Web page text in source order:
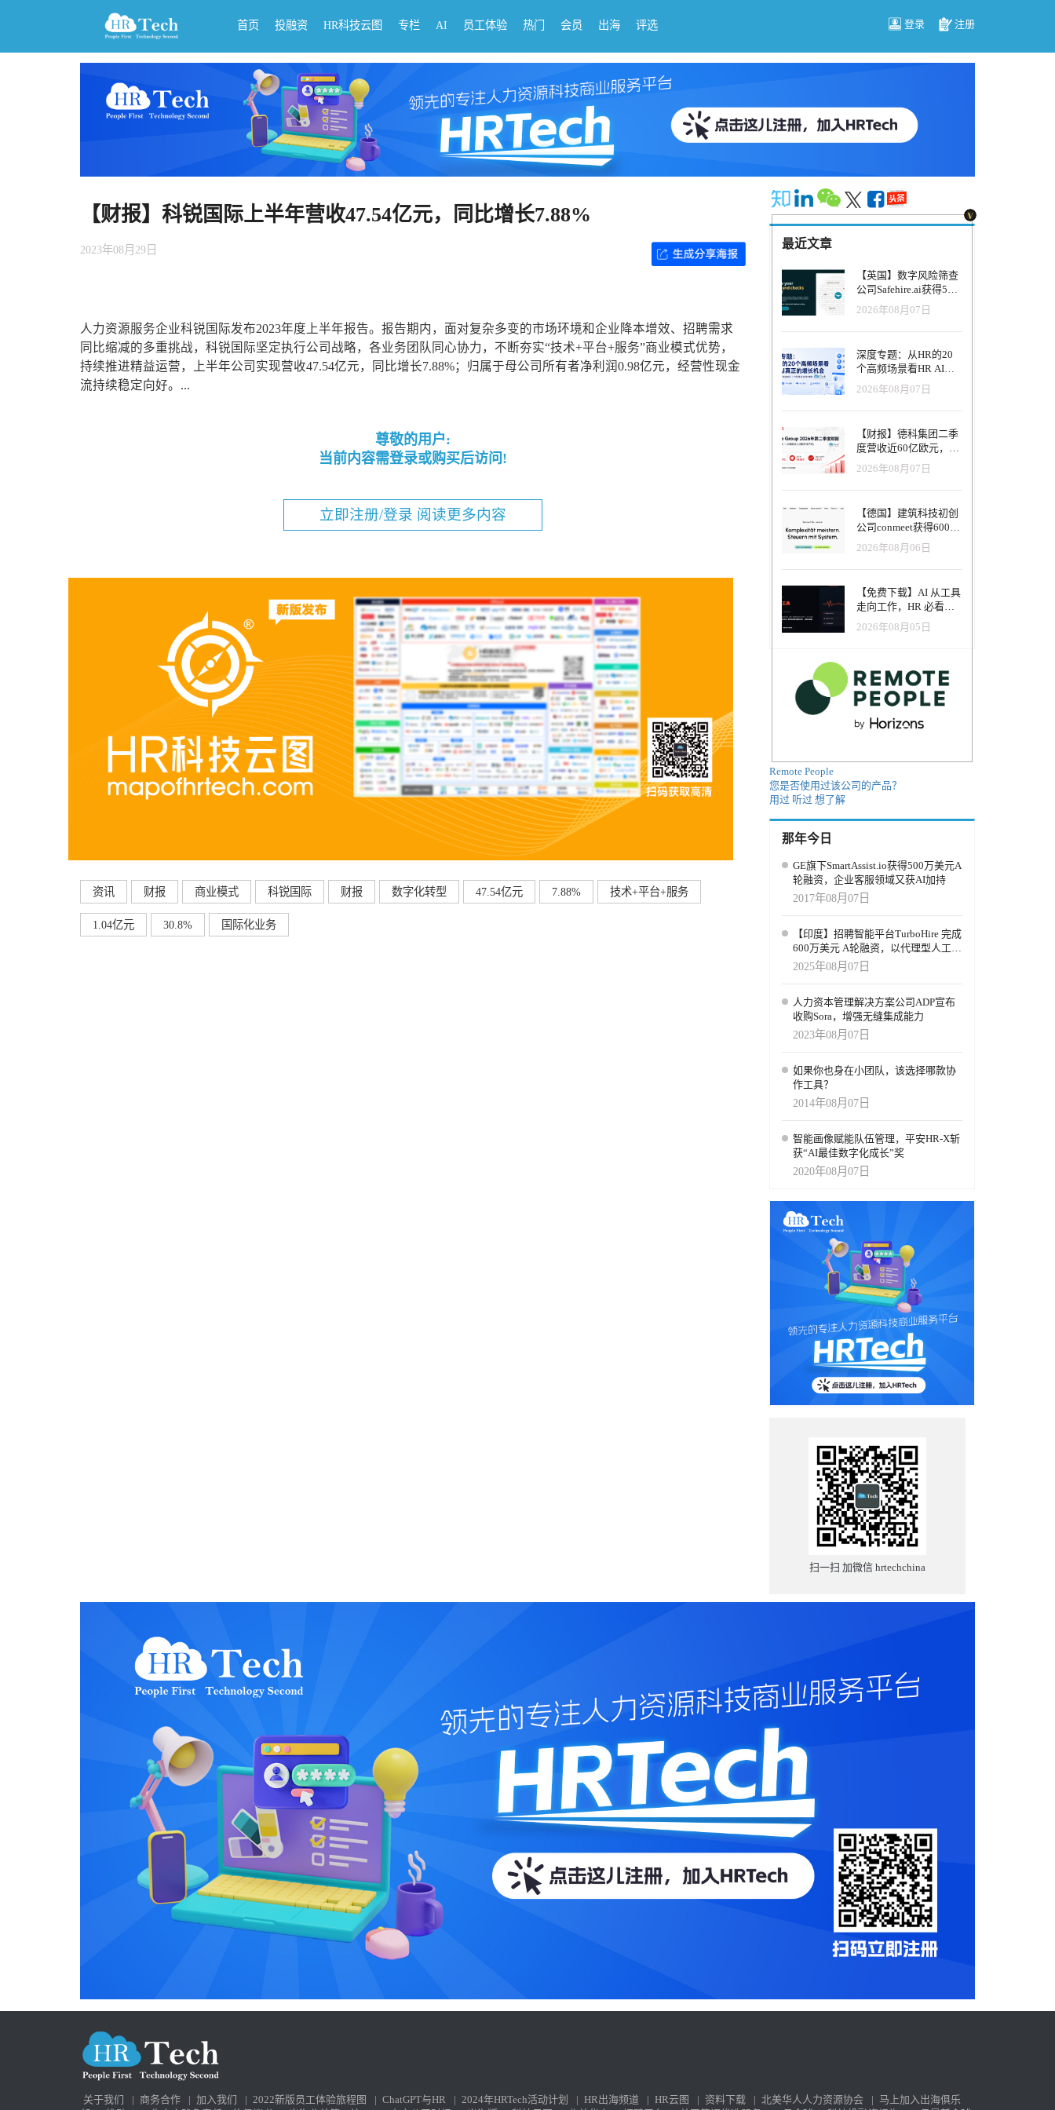
首页 投融资 HR科技云图 专栏 AI 员工体验 热门 会员 出海 评选 登录 注册
【财报】科锐国际上半年营收47.54亿元，同比增长7.88%
2023年08月29日
人力资源服务企业科锐国际发布2023年度上半年报告。报告期内，面对复杂多变的市场环境和企业降本增效、招聘需求
同比缩减的多重挑战，科锐国际坚定执行公司战略，各业务团队同心协力，不断夯实“技术+平台+服务”商业模式优势，
持续推进精益运营，上半年公司实现营收47.54亿元，同比增长7.88%；归属于母公司所有者净利润0.98亿元，经营性现金
流持续稳定向好。...
尊敬的用户:
当前内容需登录或购买后访问!
立即注册/登录 阅读更多内容
资讯 财报 商业模式 科锐国际 财报 数字化转型 47.54亿元 7.88% 技术+平台+服务
1.04亿元 30.8% 国际化业务
最近文章
【英国】数字风险筛查
公司Safehire.ai获得50
万英镑融资，重塑招聘
风控体系
2026年08月07日
深度专题：从HR的20
个高频场景看HR AI真
正的增长机会
2026年08月07日
【财报】德科集团二季
度营收近60亿欧元，其
中AI代理已覆盖50%收
入，招聘服务进入运营
重构阶段
2026年08月07日
【德国】建筑科技初创
公司conmeet获得600万
欧元种子轮融资，用于
打造面向贸易和建筑行
业的AI操作系统
2026年08月06日
【免费下载】AI 从工具
走向工作，HR 必看五
大变革｜2026 年 8 月
HRTech 行业观察报告
2026年08月05日
Remote People
您是否使用过该公司的产品？
用过 听过 想了解
那年今日
GE旗下SmartAssist.io获得500万美元A
轮融资，企业客服领域又获AI加持
2017年08月07日
【印度】招聘智能平台TurboHire 完成
600万美元 A轮融资，以代理型人工智
能重新定义招聘流程
2025年08月07日
人力资本管理解决方案公司ADP宣布
收购Sora，增强无缝集成能力
2023年08月07日
如果你也身在小团队，该选择哪款协
作工具？
2014年08月07日
智能画像赋能队伍管理，平安HR-X斩
获“AI最佳数字化成长”奖
2020年08月07日
扫一扫 加微信 hrtechchina
关于我们 | 商务合作 | 加入我们 | 2022新版员工体验旅程图 | ChatGPT与HR | 2024年HRTech活动计划 | HR出海频道 | HR云图 | 资料下载 | 北美华人人力资源协会 | 马上加入出海俱乐